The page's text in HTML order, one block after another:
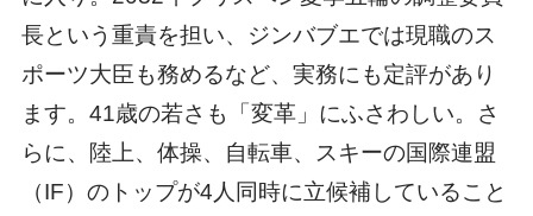
長という重責を担い、ジンバブエでは現職のス
ポーツ大臣も務めるなど、実務にも定評があり
ます。41歳の若さも「変革」にふさわしい。さ
らに、陸上、体操、自転車、スキーの国際連盟
（IF）のトップが4人同時に立候補していること